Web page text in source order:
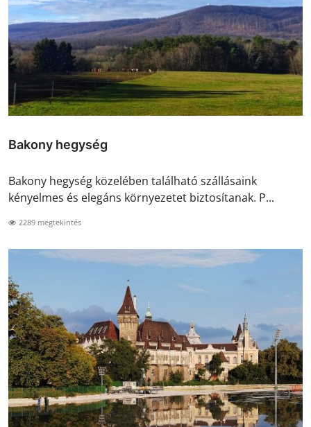
Bakony hegység
Bakony hegység közelében található szállásaink
kényelmes és elegáns környezetet biztosítanak. P...
2289 megtekintés